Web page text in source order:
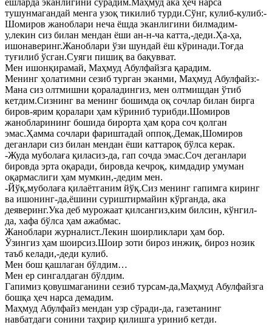
ёшларда эканлигини сўрадим.Маҳмуд ака ҳеч нарса
тушунмагандай менга узоқ тикилиб турди.Сўнг, кулиб-кулиб:-
Шомиров жаноблари неча ёшда эканлигини билмадим-
у,лекин сиз билан мендан ёши ан-н-ча катта,-деди.Ҳа-ҳа,
ишонаверинг.Жаноблари ўзи шундай ёш кўринади.Тоғда
туғилиб ўсган.Суяги пишиқ ва бақувват.
Мен ишонқирамай, Маҳмуд Абулфайзга қарадим.
Менинг ҳолатимни сезиб турган эканми, Маҳмуд Абулфайз:-
Мана сиз олтмишни қораладингиз, мен олтмишдан ўтиб
кетдим.Сизнинг ва менинг бошимда оқ сочлар билан бирга
биров-ярим қоралари ҳам кўриниб турибди.Шомиров
жанобларининг бошида бирорта ҳам қора соч қолган
эмас.Ҳамма сочлари фариштадай оппоқ.Демак,Шомиров
деганлари сиз билан мендан ёши каттароқ бўлса керак.
-Жуда муболаға қиласиз-да, гап сочда эмас.Соч деганлари
бировда эрта оқаради, бировда кечроқ, кимдадир умуман
оқармаслиги ҳам мумкин,-дедим мен.
-Йўқ,муболаға қилаётганим йўқ.Сиз менинг гапимга киринг
ва ишонинг-да,ёшини суриштирмайин кўрганда, ака
деяверинг.Ука деб мурожаат қилсангиз,ким билсин, кўнгил-
да, хафа бўлса ҳам ажабмас.
Жаноблари журналист.Лекин шоирликлари ҳам бор.
Ўзингиз ҳам шоирсиз.Шоир зоти бироз инжиқ, бироз нозик
таъб келади,-деди кулиб.
Мен бош қашлаган бўлдим…
Мен ер сингалдаган бўлдим.
Гапимиз қовушмаганини сезиб турсам-да,Маҳмуд Абулфайзга
бошқа ҳеч нарса демадим.
Маҳмуд Абулфайз мендан узр сўради-да, газетанинг
навбатдаги сонини таҳрир қилишга уриниб кетди.